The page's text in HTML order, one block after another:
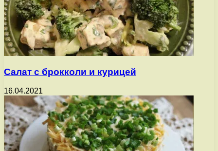
Салат с брокколи и курицей
16.04.2021